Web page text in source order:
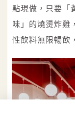
點現做，只要「
味」的燒燙炸雞
性飲料無限暢飲